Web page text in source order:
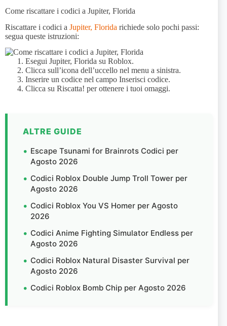
Come riscattare i codici a Jupiter, Florida
Riscattare i codici a Jupiter, Florida richiede solo pochi passi:
segua queste istruzioni:
Esegui Jupiter, Florida su Roblox.
Clicca sull’icona dell’uccello nel menu a sinistra.
Inserire un codice nel campo Inserisci codice.
Clicca su Riscatta! per ottenere i tuoi omaggi.
ALTRE GUIDE
Escape Tsunami for Brainrots Codici per
Agosto 2026
Codici Roblox Double Jump Troll Tower per
Agosto 2026
Codici Roblox You VS Homer per Agosto
2026
Codici Anime Fighting Simulator Endless per
Agosto 2026
Codici Roblox Natural Disaster Survival per
Agosto 2026
Codici Roblox Bomb Chip per Agosto 2026